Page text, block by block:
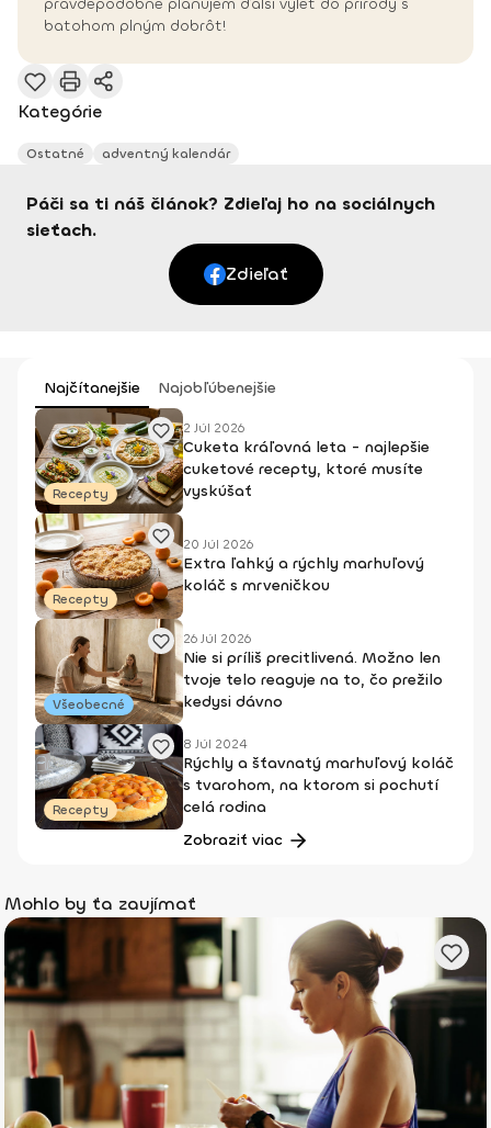
pravdepodobne plánujem ďalší výlet do prírody s
batohom plným dobrôt!
Kategórie
Ostatné adventný kalendár
Páči sa ti náš článok? Zdieľaj ho na sociálnych
sieťach.
Zdieľať
Najčítanejšie Najobľúbenejšie
Recepty
2 Júl 2026
Cuketa kráľovná leta - najlepšie
cuketové recepty, ktoré musíte
vyskúšať
Recepty
20 Júl 2026
Extra ľahký a rýchly marhuľový
koláč s mrveničkou
Všeobecné
26 Júl 2026
Nie si príliš precitlivená. Možno len
tvoje telo reaguje na to, čo prežilo
kedysi dávno
Recepty
8 Júl 2024
Rýchly a šťavnatý marhuľový koláč
s tvarohom, na ktorom si pochutí
celá rodina
Zobraziť viac
Mohlo by ťa zaujímať